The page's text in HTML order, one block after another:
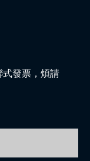
式發票，煩請